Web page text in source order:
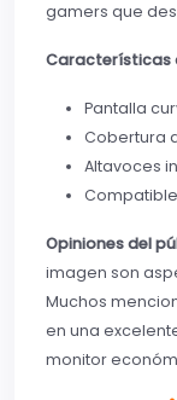
gamers que
Características
Pantalla
Cobertura
Altavoces
Compatible
Opiniones del
imagen son
Muchos
en una
monitor